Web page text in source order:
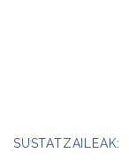
SUSTATZAILEAK: